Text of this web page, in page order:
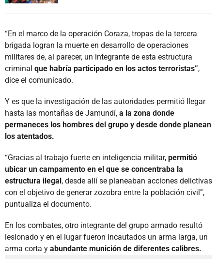
“En el marco de la operación Coraza, tropas de la tercera
brigada logran la muerte en desarrollo de operaciones
militares de, al parecer, un integrante de esta estructura
criminal que habría participado en los actos terroristas”,
dice el comunicado.
Y es que la investigación de las autoridades permitió llegar
hasta las montañas de Jamundí, a la zona donde
permaneces los hombres del grupo y desde donde planean
los atentados.
“Gracias al trabajo fuerte en inteligencia militar, permitió
ubicar un campamento en el que se concentraba la
estructura ilegal , desde allí se planeaban acciones delictivas
con el objetivo de generar zozobra entre la población civil”,
puntualiza el documento.
En los combates, otro integrante del grupo armado resultó
lesionado y en el lugar fueron incautados un arma larga, un
arma corta y abundante munición de diferentes calibres.